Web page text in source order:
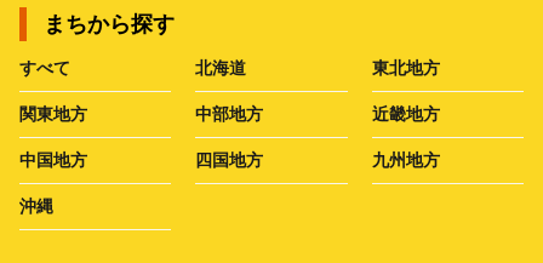
まちから探す
すべて 北海道 東北地方
関東地方 中部地方 近畿地方
中国地方 四国地方 九州地方
沖縄